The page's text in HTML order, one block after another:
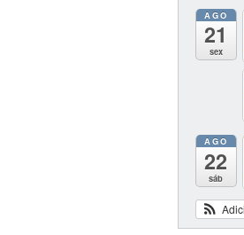
AGO
21
sex
AGO
22
sáb